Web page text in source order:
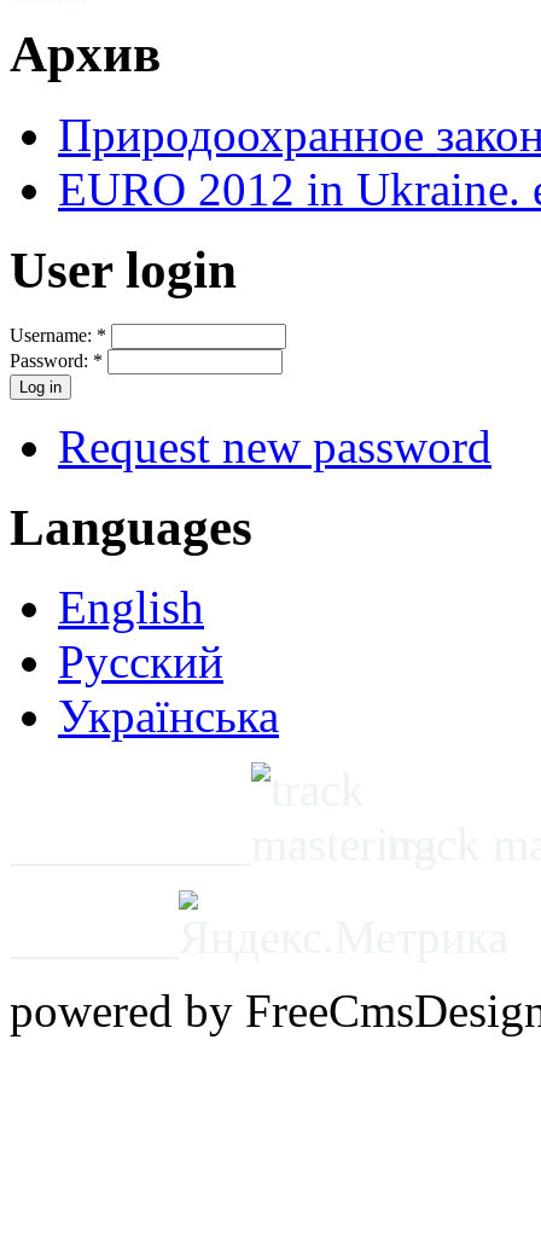
Архив
Природоохранное
EURO 2012 in Ukraine.
User login
Username: *
Password: *
Request new password
Languages
English
Русский
Українська
powered by